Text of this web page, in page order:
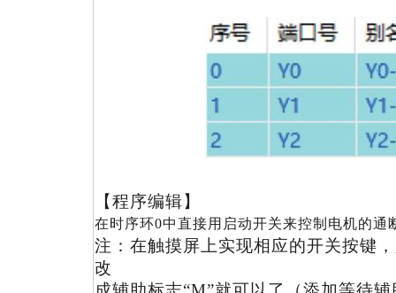
【程序编辑】
在时序环0中直接用启动开关来控制电机的通
注：在触摸屏上实现相应的开关按键
改